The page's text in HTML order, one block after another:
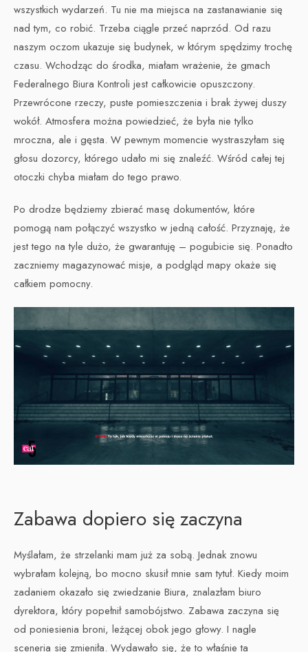
wszystkich wydarzeń. Tu nie ma miejsca na zastanawianie się
nad tym, co robić. Trzeba ciągle przeć naprzód. Od razu
naszym oczom ukazuje się budynek, w którym spędzimy trochę
czasu. Wchodząc do środka, miałam wrażenie, że gmach
Federalnego Biura Kontroli jest całkowicie opuszczony.
Przewrócone rzeczy, puste pomieszczenia i brak żywej duszy
wokół. Atmosfera można powiedzieć, że była nie tylko
mroczna, ale i gęsta. W pewnym momencie wystraszyłam się
głosu dozorcy, którego udało mi się znaleźć. Wśród całej tej
otoczki chyba miałam do tego prawo.
Po drodze będziemy zbierać masę dokumentów, które
pomogą nam połączyć wszystko w jedną całość. Przyznaję, że
jest tego na tyle dużo, że gwarantuję – pogubicie się. Ponadto
zaczniemy magazynować misje, a podgląd mapy okaże się
całkiem pomocny.
Zabawa dopiero się zaczyna
Myślałam, że strzelanki mam już za sobą. Jednak znowu
wybrałam kolejną, bo mocno skusił mnie sam tytuł. Kiedy moim
zadaniem okazało się zwiedzanie Biura, znalazłam biuro
dyrektora, który popełnił samobójstwo. Zabawa zaczyna się
od poniesienia broni, leżącej obok jego głowy. I nagle
sceneria się zmieniła. Wydawało się, że to właśnie ta